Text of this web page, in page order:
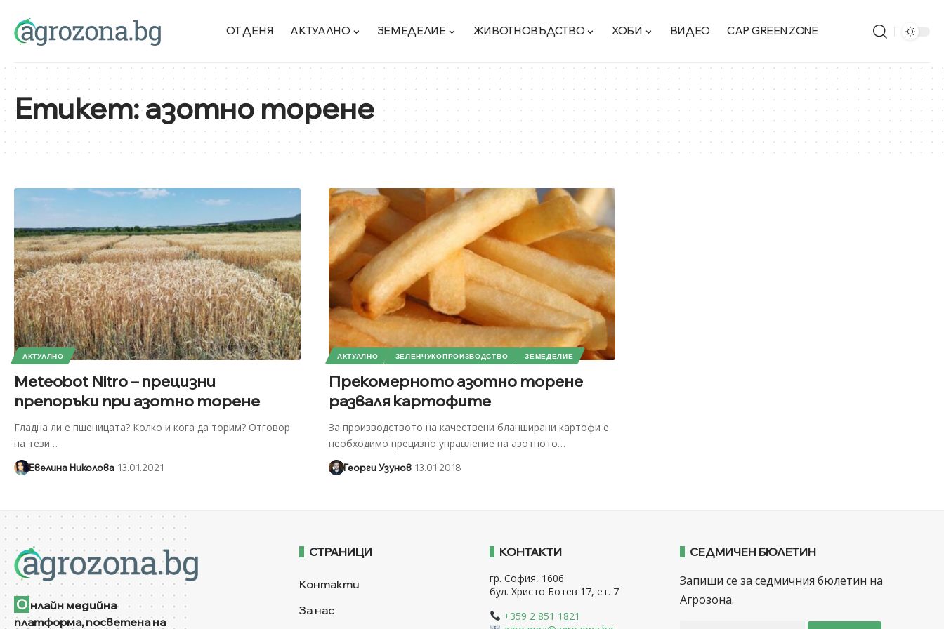
ОТ ДЕНЯ АКТУАЛНО ЗЕМЕДЕЛИЕ ЖИВОТНОВЪДСТВО ХОБИ ВИДЕО CAP GREEN ZONE
Етикет:азотно торене
АКТУАЛНО
Meteobot Nitro – прецизни
препоръки при азотно торене
Гладна ли е пшеницата? Колко и кога да торим? Отговор
на тези…
Евелина Николова 13.01.2021
АКТУАЛНО ЗЕЛЕНЧУКОПРОИЗВОДСТВО ЗЕМЕДЕЛИЕ
Прекомерното азотно торене
разваля картофите
За производството на качествени бланширани картофи е
необходимо прецизно управление на азотното…
Георги Узунов 13.01.2018
О нлайн медийна
платформа, посветена на
СТРАНИЦИ
Контакти
За нас
КОНТАКТИ
гр. София, 1606
бул. Христо Ботев 17, ет. 7
+359 2 851 1821
СЕДМИЧЕН БЮЛЕТИН
Запиши се за седмичния бюлетин на
Агрозона.